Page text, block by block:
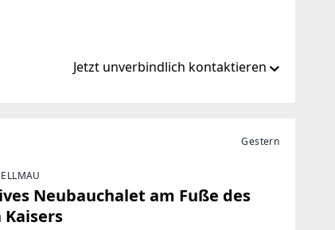
Jetzt unverbindlich kontaktieren
Gestern
Neubauchalet am Fuße des